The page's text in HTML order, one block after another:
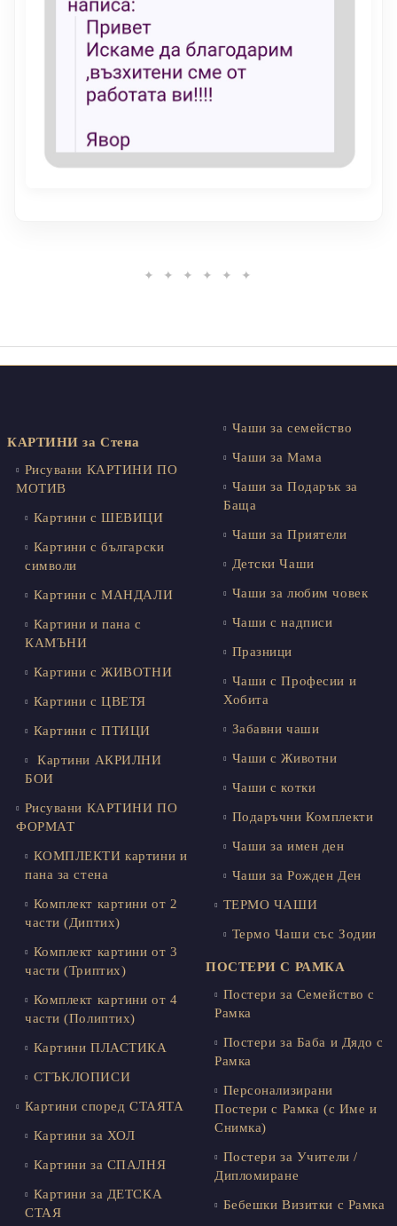
✦ ✦ ✦ ✦ ✦ ✦
КАРТИНИ за Стена
Рисувани КАРТИНИ ПО
МОТИВ
Картини с ШЕВИЦИ
Картини с български
символи
Картини с МАНДАЛИ
Картини и пана с
КАМЪНИ
Картини с ЖИВОТНИ
Картини с ЦВЕТЯ
Картини с ПТИЦИ
Картини АКРИЛНИ
БОИ
Рисувани КАРТИНИ ПО
ФОРМАТ
КОМПЛЕКТИ картини и
пана за стена
Комплект картини от 2
части (Диптих)
Комплект картини от 3
части (Триптих)
Комплект картини от 4
части (Полиптих)
Картини ПЛАСТИКА
СТЪКЛОПИСИ
Картини според СТАЯТА
Картини за ХОЛ
Картини за СПАЛНЯ
Картини за ДЕТСКА
СТАЯ
Чаши за семейство
Чаши за Мама
Чаши за Подарък за
Баща
Чаши за Приятели
Детски Чаши
Чаши за любим човек
Чаши с надписи
Празници
Чаши с Професии и
Хобита
Забавни чаши
Чаши с Животни
Чаши с котки
Подаръчни Комплекти
Чаши за имен ден
Чаши за Рожден Ден
ТЕРМО ЧАШИ
Термо Чаши със Зодии
ПОСТЕРИ С РАМКА
Постери за Семейство с
Рамка
Постери за Баба и Дядо с
Рамка
Персонализирани
Постери с Рамка (с Име и
Снимка)
Постери за Учители /
Дипломиране
Бебешки Визитки с Рамка